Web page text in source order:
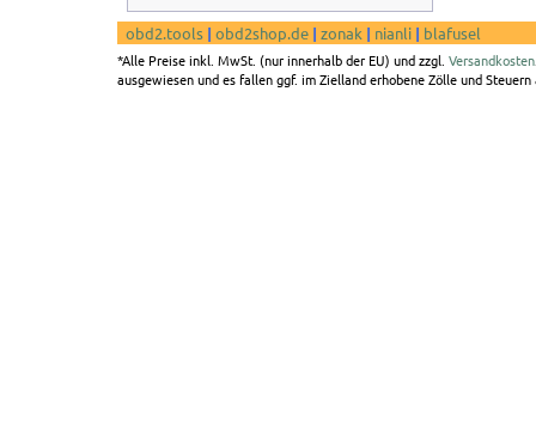
obd2.tools | obd2shop.de | zonak | nianli | blafusel
*Alle Preise inkl. MwSt. (nur innerhalb der EU) und zzgl. Versandkosten
ausgewiesen und es fallen ggf. im Zielland erhobene Zölle und